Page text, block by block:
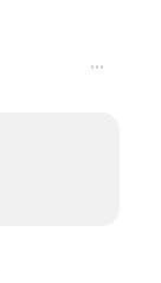
···